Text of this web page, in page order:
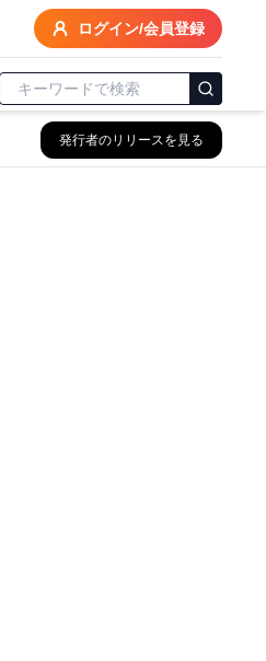
ログイン/会員登録
発行者のリリースを見る